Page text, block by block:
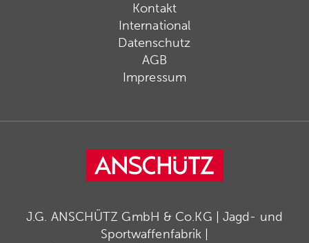
Kontakt
International
Datenschutz
AGB
Impressum
J.G. ANSCHÜTZ GmbH & Co.KG | Jagd- und
Sportwaffenfabrik |